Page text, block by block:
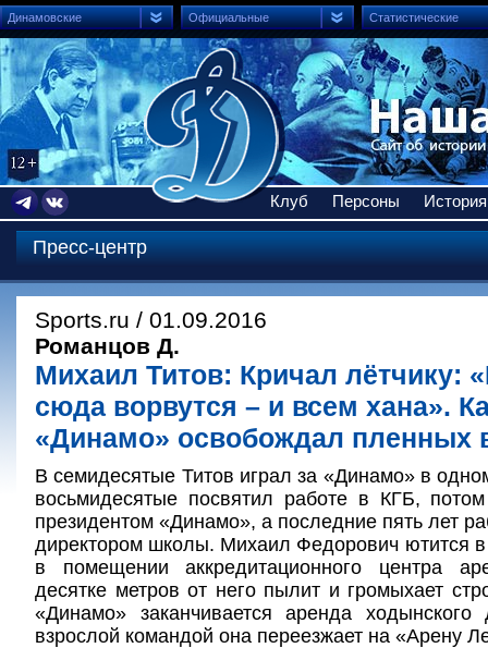
Динамовские Официальные Статистические
Клуб Персоны История
Пресс-центр
Sports.ru / 01.09.2016
Романцов Д.
Михаил Титов: Кричал лётчику:
сюда ворвутся – и всем хана».
«Динамо» освобождал пленных
В семидесятые Титов играл за «Динамо» в
восьмидесятые посвятил работе в КГБ,
президентом «Динамо», а последние пять лет
директором школы. Михаил Федорович ютится
в помещении аккредитационного центра
десятке метров от него пылит и громыхает
«Динамо» заканчивается аренда
взрослой командой она переезжает на «Арену